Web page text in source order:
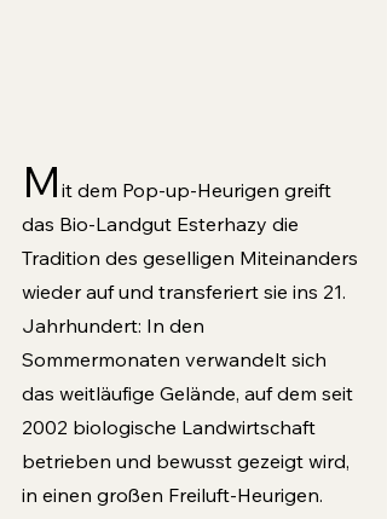
M it dem Pop-up-Heurigen greift
das Bio-Landgut Esterhazy die
Tradition des geselligen Miteinanders
wieder auf und transferiert sie ins 21.
Jahrhundert: In den
Sommermonaten verwandelt sich
das weitläufige Gelände, auf dem seit
2002 biologische Landwirtschaft
betrieben und bewusst gezeigt wird,
in einen großen Freiluft-Heurigen.